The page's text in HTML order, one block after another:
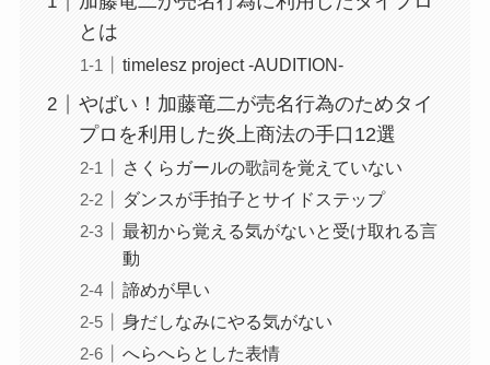
とは
timelesz project -AUDITION-
やばい！加藤竜二が売名行為のためタイ
プロを利用した炎上商法の手口12選
さくらガールの歌詞を覚えていない
ダンスが手拍子とサイドステップ
最初から覚える気がないと受け取れる言
動
諦めが早い
身だしなみにやる気がない
へらへらとした表情